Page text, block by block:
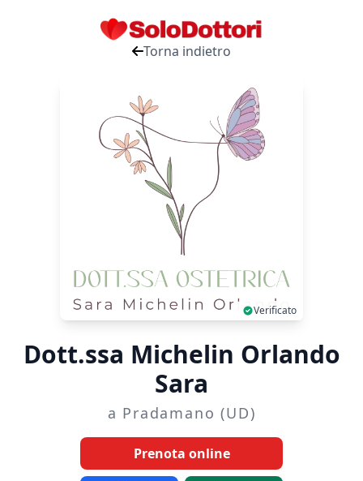
Torna indietro
Verificato
Dott.ssa Michelin Orlando
Sara
a Pradamano (UD)
Prenota online